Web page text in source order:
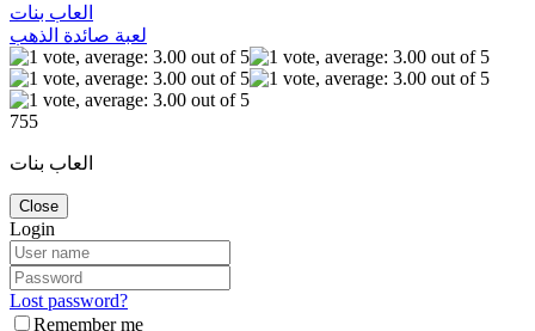
العاب بنات
لعبة صائدة الذهب
755
العاب بنات
Close
Login
Lost password?
Remember me